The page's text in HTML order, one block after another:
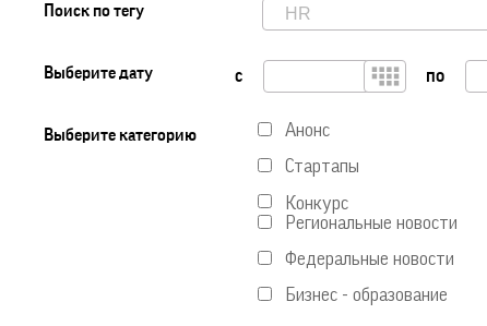
Поиск по тегу
Выберите дату с по
Выберите категорию
Анонс
Стартапы
Конкурс
Региональные новости
Федеральные новости
Бизнес - образование